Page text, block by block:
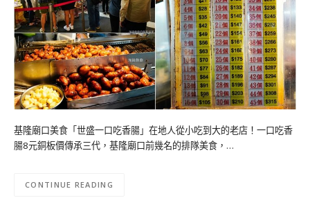
基隆廟口美食「世盛一口吃香腸」在地人從小吃到大的老店！一口吃香
腸8元銅板價傳承三代，基隆廟口前幾名的排隊美食，…
CONTINUE READING